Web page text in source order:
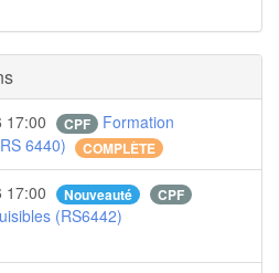
17:00 CPF
Formation
6440)
COMPLÈTE
17:00 Nouveauté CPF
(RS6442)